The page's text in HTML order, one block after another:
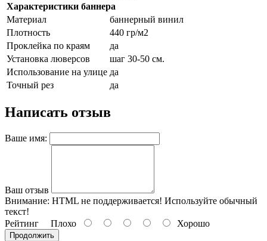
Характеристики баннера
Материал
баннерный винил
Плотность
440 гр/м2
Проклейка по краям
да
Установка люверсов
шаг 30-50 см.
Использование на улице да
Точный рез
да
Написать отзыв
Ваше имя:
Ваш отзыв
Внимание: HTML не поддерживается! Используйте обычный
текст!
Рейтинг Плохо Хорошо
Продолжить